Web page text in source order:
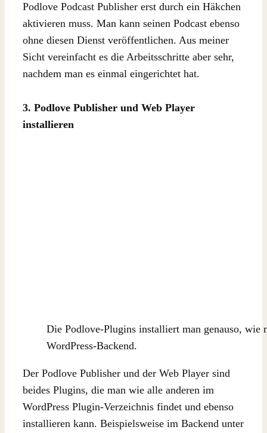
Podlove Podcast Publisher erst durch ein Häkchen
aktivieren muss. Man kann seinen Podcast ebenso
ohne diesen Dienst veröffentlichen. Aus meiner
Sicht vereinfacht es die Arbeitsschritte aber sehr,
nachdem man es einmal eingerichtet hat.
3. Podlove Publisher und Web Player
installieren
Die Podlove-Plugins installiert man genauso, wie
WordPress-Backend.
Der Podlove Publisher und der Web Player sind
beides Plugins, die man wie alle anderen im
WordPress Plugin-Verzeichnis findet und ebenso
installieren kann. Beispielsweise im Backend unter